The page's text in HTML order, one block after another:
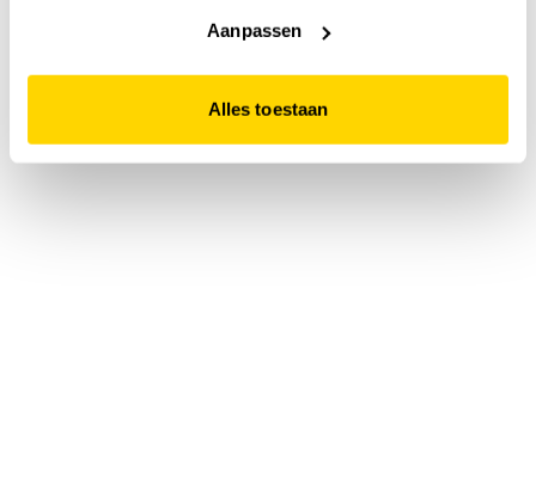
website niet optimaal functioneert.
Aanpassen
Alles toestaan